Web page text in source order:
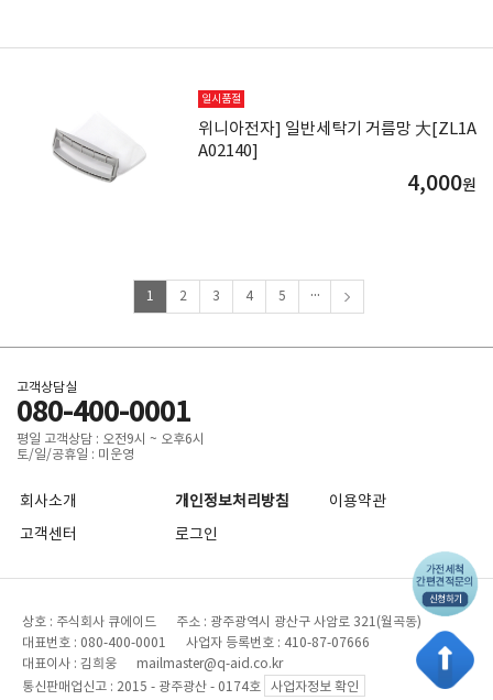
일시품절
위니아전자] 일반세탁기 거름망 大[ZL1A
A02140]
4,000원
1 2 3 4 5 ...
고객상담실
080-400-0001
평일 고객상담 : 오전9시 ~ 오후6시
토/일/공휴일 : 미운영
회사소개 개인정보처리방침
이용약관
고객센터
로그인
상호 : 주식회사 큐에이드 주소 : 광주광역시 광산구 사암로 321(월곡동)
대표번호 : 080-400-0001 사업자 등록번호 : 410-87-07666
대표이사 : 김희웅 mailmaster@q-aid.co.kr
통신판매업신고 : 2015 - 광주광산 - 0174호
사업자정보 확인